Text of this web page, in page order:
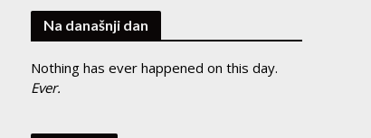
Na današnji dan
Nothing has ever happened on this day.
Ever.